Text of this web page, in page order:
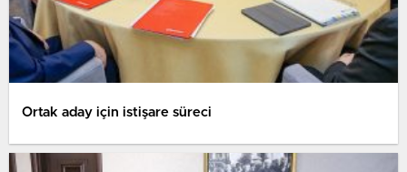
Ortak aday için istişare süreci